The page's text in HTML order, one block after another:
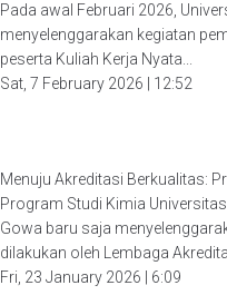
Pada awal Februari 2026,
menyelenggarakan kegiatan
peserta Kuliah Kerja Nyata...
Sat, 7 February 2026 | 12:52
Menuju Akreditasi Berkualitas:
Program Studi Kimia
Gowa baru saja
dilakukan oleh Lembaga
Fri, 23 January 2026 | 6:09